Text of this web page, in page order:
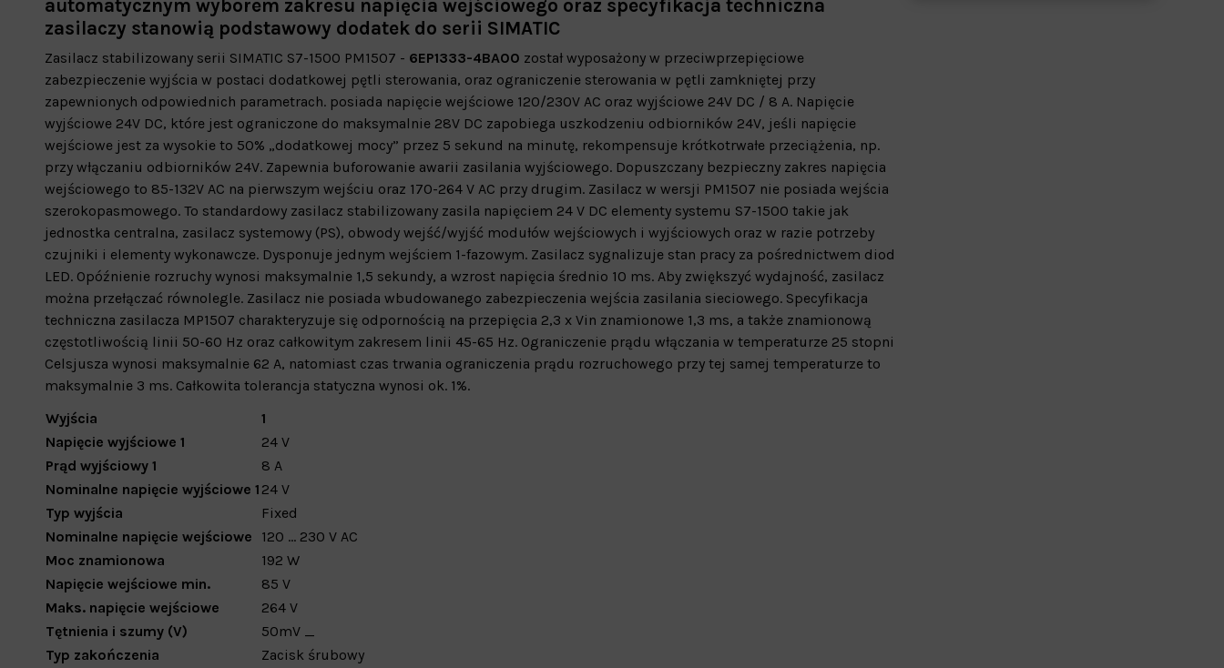
automatycznym wyborem zakresu napięcia wejściowego oraz specyfikacja techniczna
zasilaczy stanowią podstawowy dodatek do serii SIMATIC
Zasilacz stabilizowany serii SIMATIC S7-1500 PM1507 - 6EP1333-4BA00 został wyposażony w przeciwprzepięciowe
zabezpieczenie wyjścia w postaci dodatkowej pętli sterowania, oraz ograniczenie sterowania w pętli zamkniętej przy
zapewnionych odpowiednich parametrach. posiada napięcie wejściowe 120/230V AC oraz wyjściowe 24V DC / 8 A. Napięcie
wyjściowe 24V DC, które jest ograniczone do maksymalnie 28V DC zapobiega uszkodzeniu odbiorników 24V, jeśli napięcie
wejściowe jest za wysokie to 50% „dodatkowej mocy” przez 5 sekund na minutę, rekompensuje krótkotrwałe przeciążenia, np.
przy włączaniu odbiorników 24V. Zapewnia buforowanie awarii zasilania wyjściowego. Dopuszczany bezpieczny zakres napięcia
wejściowego to 85-132V AC na pierwszym wejściu oraz 170-264 V AC przy drugim. Zasilacz w wersji PM1507 nie posiada wejścia
szerokopasmowego. To standardowy zasilacz stabilizowany zasila napięciem 24 V DC elementy systemu S7-1500 takie jak
jednostka centralna, zasilacz systemowy (PS), obwody wejść/wyjść modułów wejściowych i wyjściowych oraz w razie potrzeby
czujniki i elementy wykonawcze. Dysponuje jednym wejściem 1-fazowym. Zasilacz sygnalizuje stan pracy za pośrednictwem diod
LED. Opóźnienie rozruchy wynosi maksymalnie 1,5 sekundy, a wzrost napięcia średnio 10 ms. Aby zwiększyć wydajność, zasilacz
można przełączać równolegle. Zasilacz nie posiada wbudowanego zabezpieczenia wejścia zasilania sieciowego. Specyfikacja
techniczna zasilacza MP1507 charakteryzuje się odpornością na przepięcia 2,3 x Vin znamionowe 1,3 ms, a także znamionową
częstotliwością linii 50-60 Hz oraz całkowitym zakresem linii 45-65 Hz. Ograniczenie prądu włączania w temperaturze 25 stopni
Celsjusza wynosi maksymalnie 62 A, natomiast czas trwania ograniczenia prądu rozruchowego przy tej samej temperaturze to
maksymalnie 3 ms. Całkowita tolerancja statyczna wynosi ok. 1%.
Wyjścia
1
Napięcie wyjściowe 1
24 V
Prąd wyjściowy 1
8 A
Nominalne napięcie wyjściowe 1 24 V
Typ wyjścia
Fixed
Nominalne napięcie wejściowe
120 ... 230 V AC
Moc znamionowa
192 W
Napięcie wejściowe min.
85 V
Maks. napięcie wejściowe
264 V
Tętnienia i szumy (V)
50mV _
Typ zakończenia
Zacisk śrubowy